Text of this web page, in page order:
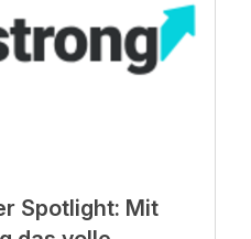
Spotlight: Mit